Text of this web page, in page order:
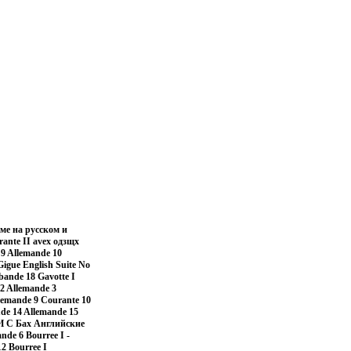
на русском и
II avex одзщх
Allemande 10
English Suite No
18 Gavotte I
Allemande 3
9 Courante 10
14 Allemande 15
С Бах Английские
6 Bourree I -
Bourree I